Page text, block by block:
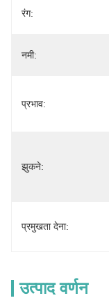
रंग:
नमी:
प्रभाव:
झुकने:
प्रमुखता देना:
उत्पाद वर्णन